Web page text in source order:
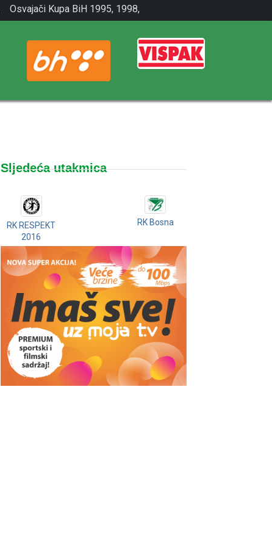
Osvajači Kupa BiH 1995, 1998,
2001.
Sljedeća utakmica
RK RESPEKT
2016
RK Bosna